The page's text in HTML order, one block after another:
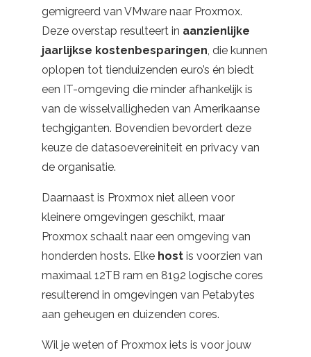
gemigreerd van VMware naar Proxmox.
Deze overstap resulteert in aanzienlijke
jaarlijkse kostenbesparingen, die kunnen
oplopen tot tienduizenden euro’s én biedt
een IT-omgeving die minder afhankelijk is
van de wisselvalligheden van Amerikaanse
techgiganten. Bovendien bevordert deze
keuze de datasoevereiniteit en privacy van
de organisatie.
Daarnaast is Proxmox niet alleen voor
kleinere omgevingen geschikt, maar
Proxmox schaalt naar een omgeving van
honderden hosts. Elke host is voorzien van
maximaal 12TB ram en 8192 logische cores
resulterend in omgevingen van Petabytes
aan geheugen en duizenden cores.
Wil je weten of Proxmox iets is voor jouw